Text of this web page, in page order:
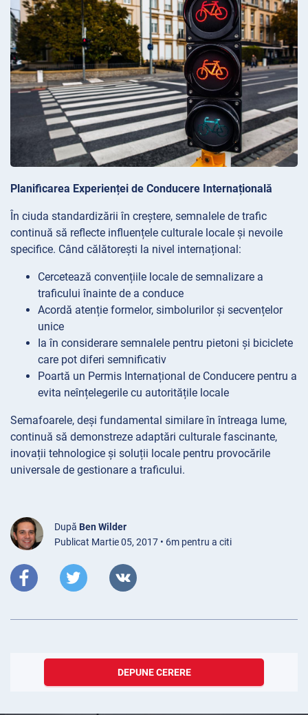
Planificarea Experienței de Conducere Internațională
În ciuda standardizării în creștere, semnalele de trafic
continuă să reflecte influențele culturale locale și nevoile
specifice. Când călătorești la nivel internațional:
Cercetează convențiile locale de semnalizare a
traficului înainte de a conduce
Acordă atenție formelor, simbolurilor și secvențelor
unice
Ia în considerare semnalele pentru pietoni și biciclete
care pot diferi semnificativ
Poartă un Permis Internațional de Conducere pentru a
evita neînțelegerile cu autoritățile locale
Semafoarele, deși fundamental similare în întreaga lume,
continuă să demonstreze adaptări culturale fascinante,
inovații tehnologice și soluții locale pentru provocările
universale de gestionare a traficului.
După Ben Wilder
Publicat Martie 05, 2017 • 6m pentru a citi
DEPUNE CERERE